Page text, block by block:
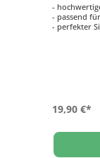
-
- passend
- perfekter
19,90 €*